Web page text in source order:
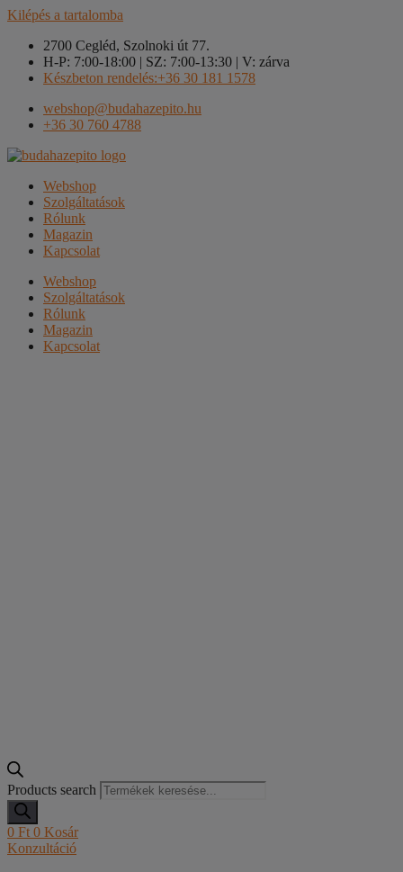
Kilépés a tartalomba
2700 Cegléd, Szolnoki út 77.
H-P: 7:00-18:00 | SZ: 7:00-13:30 | V: zárva
Készbeton rendelés:+36 30 181 1578
webshop@budahazepito.hu
+36 30 760 4788
Webshop
Szolgáltatások
Rólunk
Magazin
Kapcsolat
Webshop
Szolgáltatások
Rólunk
Magazin
Kapcsolat
Products search
0 Ft 0 Kosár
Konzultáció